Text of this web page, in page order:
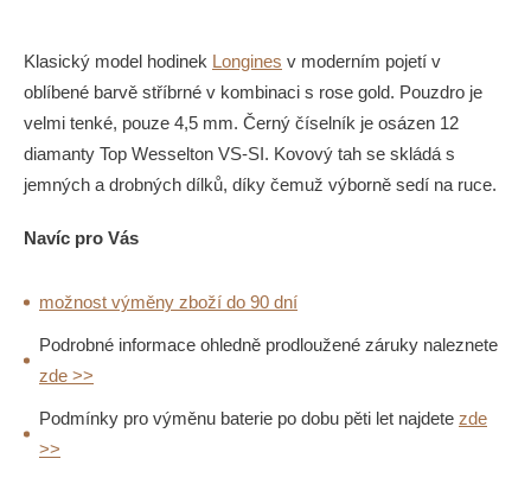
Klasický model hodinek Longines v moderním pojetí v
oblíbené barvě stříbrné v kombinaci s rose gold. Pouzdro je
velmi tenké, pouze 4,5 mm. Černý číselník je osázen 12
diamanty Top Wesselton VS-SI. Kovový tah se skládá s
jemných a drobných dílků, díky čemuž výborně sedí na ruce.
Navíc pro Vás
možnost výměny zboží do 90 dní
Podrobné informace ohledně prodloužené záruky naleznete
zde >>
Podmínky pro výměnu baterie po dobu pěti let najdete zde
>>